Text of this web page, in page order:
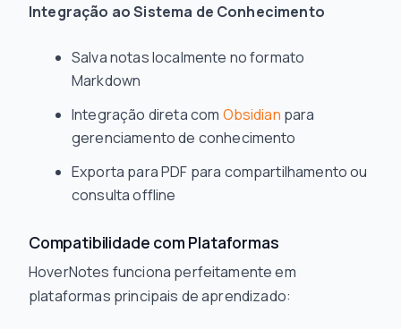
Integração ao Sistema de Conhecimento
Salva notas localmente no formato
Markdown
Integração direta com Obsidian para
gerenciamento de conhecimento
Exporta para PDF para compartilhamento ou
consulta offline
Compatibilidade com Plataformas
HoverNotes funciona perfeitamente em
plataformas principais de aprendizado: